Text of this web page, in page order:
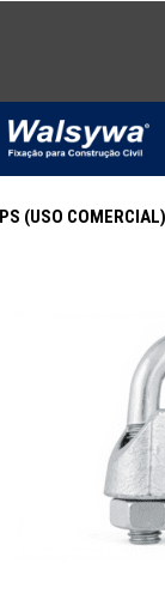
(USO COMERCIAL)